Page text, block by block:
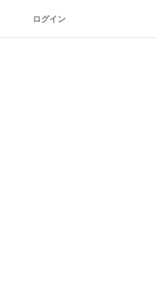
ログイン